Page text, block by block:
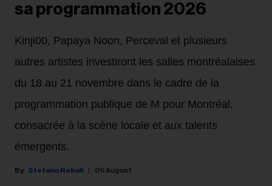
sa programmation 2026
Kinji00, Papaya Noon, Perceval et plusieurs
autres artistes investiront les salles montréalaises
du 18 au 21 novembre dans le cadre de la
programmation publique de M pour Montréal,
consacrée à la scène locale et aux talents
émergents.
Stefano Rebuli 05 August